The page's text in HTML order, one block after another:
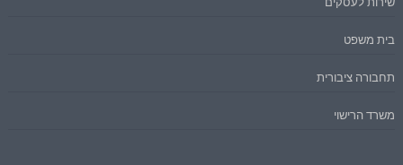
בית משפט
תחבורה ציבורית
משרד הרישוי